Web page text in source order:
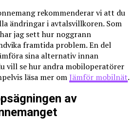
rekommenderar vi att du
ändringar i avtalsvillkoren. Som
jag sett hur noggrann
framtida problem. En del
sina alternativ innan
vill se hur andra mobiloperatörer
läsa mer omJämför mobilnät.
av